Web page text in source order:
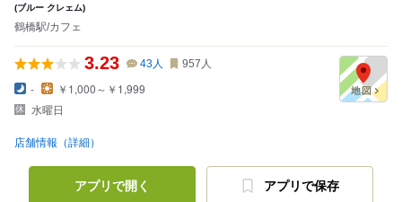
(ブルー クレェム)
鶴橋駅/カフェ
3.23 43人 957 人
-
￥1,000～￥1,999
水曜日
店舗情報（詳細）
アプリで開く アプリで保存